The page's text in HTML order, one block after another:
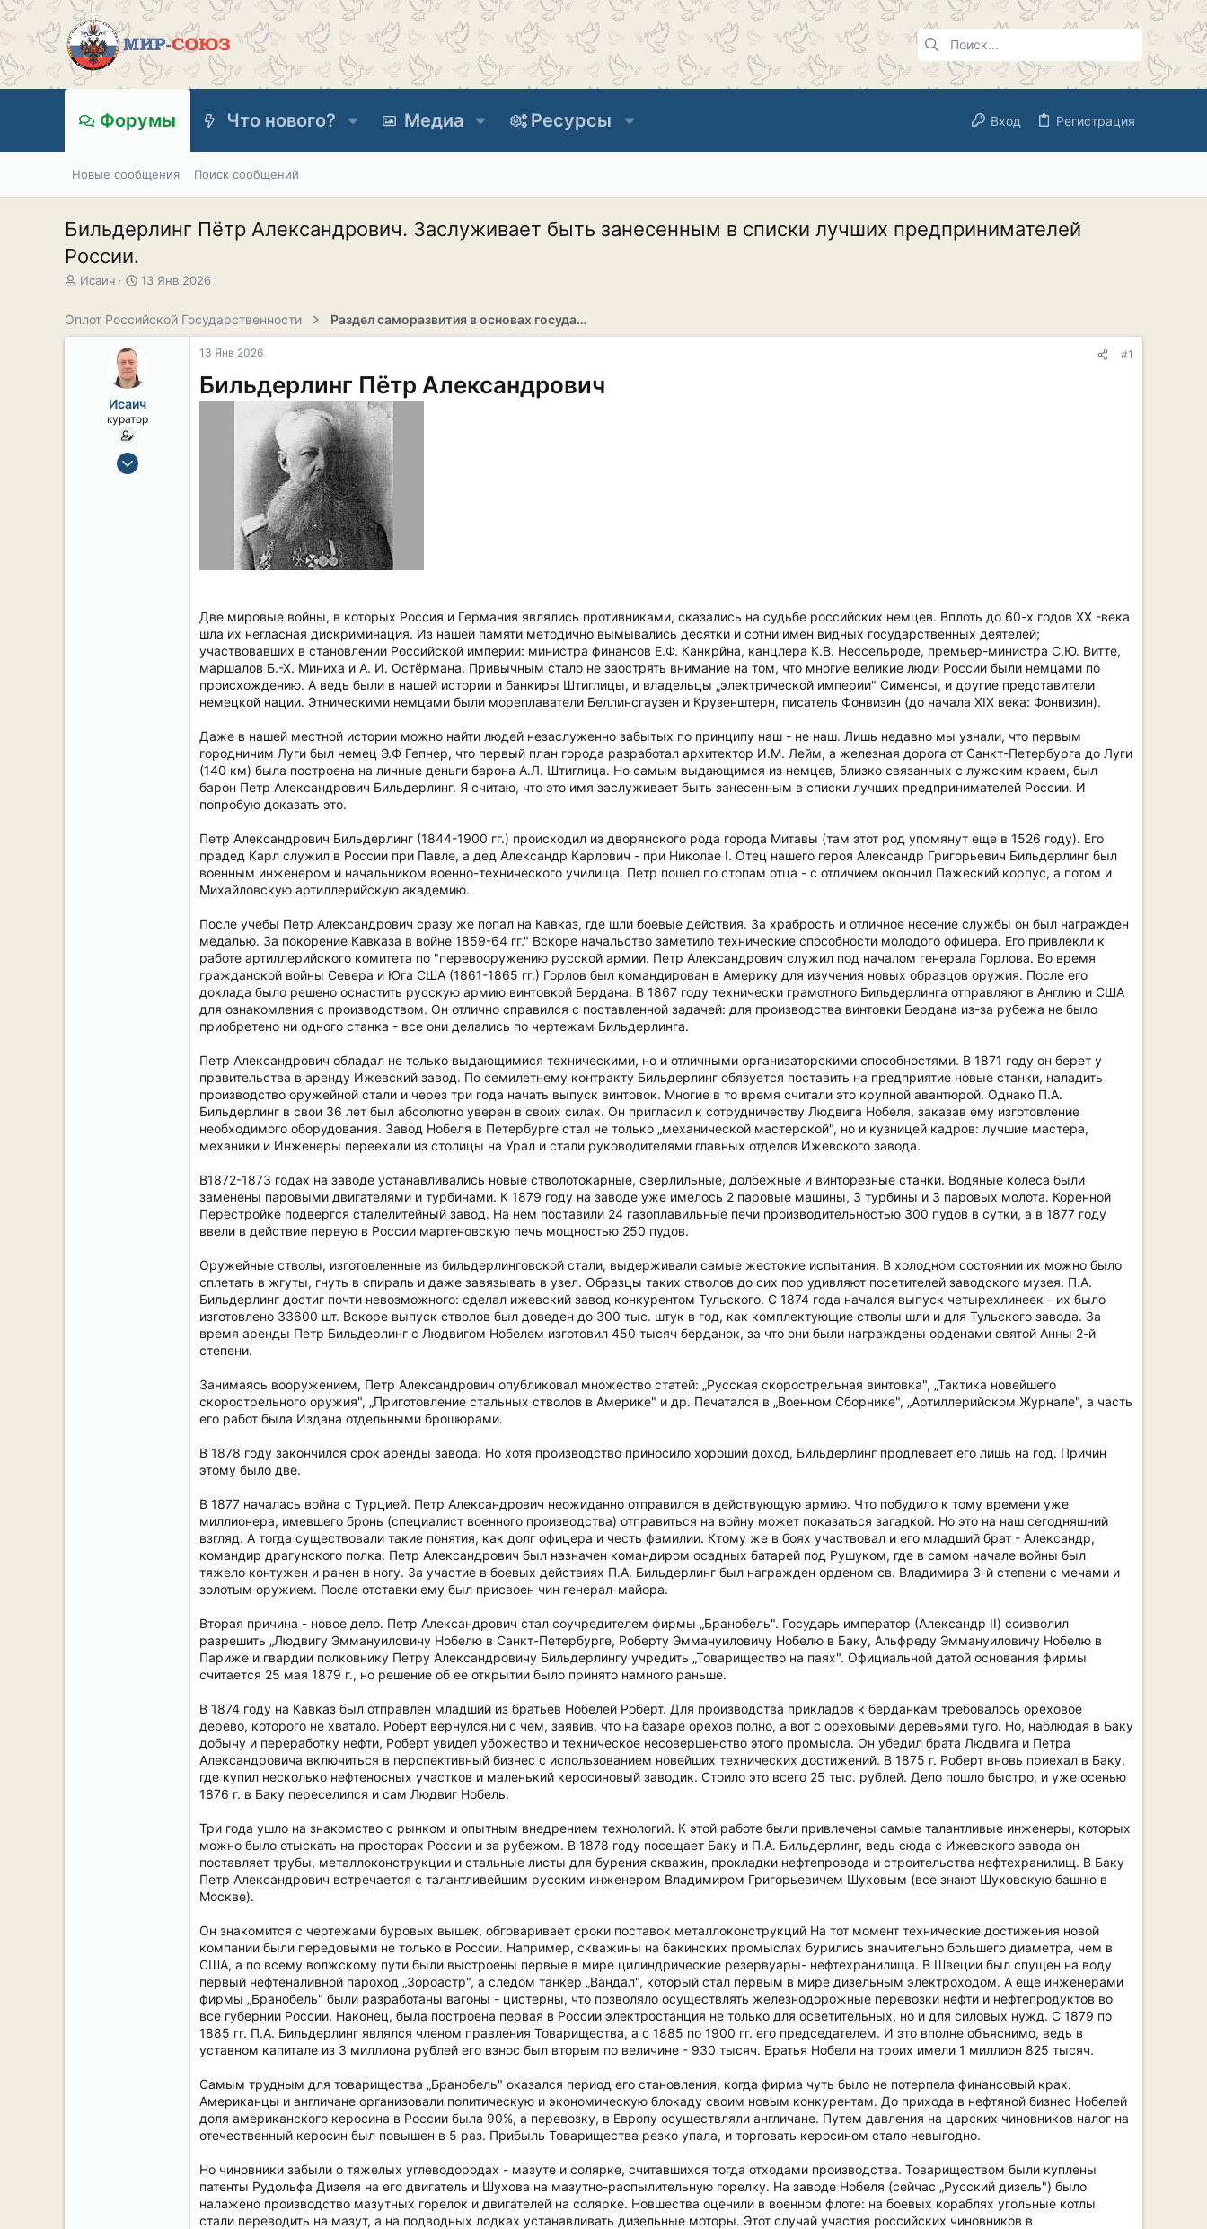
Форумы Что нового? Медиа Ресурсы Вход Регистрация
Новые сообщения Поиск сообщений
Бильдерлинг Пётр Александрович. Заслуживает быть занесенным в списки лучших предпринимателей
России.
А
о
Исаич
Д
а
л
а
13 Янв 2026
Оплот Российской Государственности Раздел саморазвития в основах государственности
Исаич
куратор
15 Сен 2019
13 Янв 2026 #1
Бильдерлинг Пётр Александрович
Две мировые войны, в которых Россия и Германия являлись противниками, сказались на судьбе российских немцев. Вплоть до 60-х годов XX -века
шла их негласная дискриминация. Из нашей памяти методично вымывались десятки и сотни имен видных государственных деятелей;
участвовавших в становлении Российской империи: министра финансов Е.Ф. Канкрйна, канцлера К.В. Нессельроде, премьер-министра С.Ю. Витте,
маршалов Б.-Х. Миниха и А. И. Остёрмана. Привычным стало не заострять внимание на том, что многие великие люди России были немцами по
происхождению. А ведь были в нашей истории и банкиры Штиглицы, и владельцы „электрической империи" Сименсы, и другие представители
немецкой нации. Этническими немцами были мореплаватели Беллинсгаузен и Крузенштерн, писатель Фонвизин (до начала XIX века: Фонвизин).
Даже в нашей местной истории можно найти людей незаслуженно забытых по принципу наш - не наш. Лишь недавно мы узнали, что первым
городничим Луги был немец Э.Ф Гепнер, что первый план города разработал архитектор И.М. Лейм, а железная дорога от Санкт-Петербурга до Луги
(140 км) была построена на личные деньги барона А.Л. Штиглица. Но самым выдающимся из немцев, близко связанных с лужским краем, был
барон Петр Александрович Бильдерлинг. Я считаю, что это имя заслуживает быть занесенным в списки лучших предпринимателей России. И
попробую доказать это.
Петр Александрович Бильдерлинг (1844-1900 гг.) происходил из дворянского рода города Митавы (там этот род упомянут еще в 1526 году). Его
прадед Карл служил в России при Павле, а дед Александр Карлович - при Николае I. Отец нашего героя Александр Григорьевич Бильдерлинг был
военным инженером и начальником военно-технического училища. Петр пошел по стопам отца - с отличием окончил Пажеский корпус, а потом и
Михайловскую артиллерийскую академию.
После учебы Петр Александрович сразу же попал на Кавказ, где шли боевые действия. За храбрость и отличное несение службы он был награжден
медалью. За покорение Кавказа в войне 1859-64 гг." Вскоре начальство заметило технические способности молодого офицера. Его привлекли к
работе артиллерийского комитета по "перевооружению русской армии. Петр Александрович служил под началом генерала Горлова. Во время
гражданской войны Севера и Юга США (1861-1865 гг.) Горлов был командирован в Америку для изучения новых образцов оружия. После его
доклада было решено оснастить русскую армию винтовкой Бердана. В 1867 году технически грамотного Бильдерлинга отправляют в Англию и США
для ознакомления с производством. Он отлично справился с поставленной задачей: для производства винтовки Бердана из-за рубежа не было
приобретено ни одного станка - все они делались по чертежам Бильдерлинга.
Петр Александрович обладал не только выдающимися техническими, но и отличными организаторскими способностями. В 1871 году он берет у
правительства в аренду Ижевский завод. По семилетнему контракту Бильдерлинг обязуется поставить на предприятие новые станки, наладить
производство оружейной стали и через три года начать выпуск винтовок. Многие в то время считали это крупной авантюрой. Однако П.А.
Бильдерлинг в свои 36 лет был абсолютно уверен в своих силах. Он пригласил к сотрудничеству Людвига Нобеля, заказав ему изготовление
необходимого оборудования. Завод Нобеля в Петербурге стал не только „механической мастерской", но и кузницей кадров: лучшие мастера,
механики и Инженеры переехали из столицы на Урал и стали руководителями главных отделов Ижевского завода.
В1872-1873 годах на заводе устанавливались новые стволотокарные, сверлильные, долбежные и винторезные станки. Водяные колеса были
заменены паровыми двигателями и турбинами. К 1879 году на заводе уже имелось 2 паровые машины, 3 турбины и 3 паровых молота. Коренной
Перестройке подвергся сталелитейный завод. На нем поставили 24 газоплавильные печи производительностью 300 пудов в сутки, а в 1877 году
ввели в действие первую в России мартеновскую печь мощностью 250 пудов.
Оружейные стволы, изготовленные из бильдерлинговской стали, выдерживали самые жестокие испытания. В холодном состоянии их можно было
сплетать в жгуты, гнуть в спираль и даже завязывать в узел. Образцы таких стволов до сих пор удивляют посетителей заводского музея. П.А.
Бильдерлинг достиг почти невозможного: сделал ижевский завод конкурентом Тульского. С 1874 года начался выпуск четырехлинеек - их было
изготовлено 33600 шт. Вскоре выпуск стволов был доведен до 300 тыс. штук в год, как комплектующие стволы шли и для Тульского завода. За
время аренды Петр Бильдерлинг с Людвигом Нобелем изготовил 450 тысяч берданок, за что они были награждены орденами святой Анны 2-й
степени.
Занимаясь вооружением, Петр Александрович опубликовал множество статей: „Русская скорострельная винтовка", „Тактика новейшего
скорострельного оружия", „Приготовление стальных стволов в Америке" и др. Печатался в „Военном Сборнике", „Артиллерийском Журнале", а часть
его работ была Издана отдельными брошюрами.
В 1878 году закончился срок аренды завода. Но хотя производство приносило хороший доход, Бильдерлинг продлевает его лишь на год. Причин
этому было две.
В 1877 началась война с Турцией. Петр Александрович неожиданно отправился в действующую армию. Что побудило к тому времени уже
миллионера, имевшего бронь (специалист военного производства) отправиться на войну может показаться загадкой. Но это на наш сегодняшний
взгляд. А тогда существовали такие понятия, как долг офицера и честь фамилии. Ктому же в боях участвовал и его младший брат - Александр,
командир драгунского полка. Петр Александрович был назначен командиром осадных батарей под Рушуком, где в самом начале войны был
тяжело контужен и ранен в ногу. За участие в боевых действиях П.А. Бильдерлинг был награжден орденом св. Владимира 3-й степени с мечами и
золотым оружием. После отставки ему был присвоен чин генерал-майора.
Вторая причина - новое дело. Петр Александрович стал соучредителем фирмы „Бранобель". Государь император (Александр II) соизволил
разрешить „Людвигу Эммануиловичу Нобелю в Санкт-Петербурге, Роберту Эммануиловичу Нобелю в Баку, Альфреду Эммануиловичу Нобелю в
Париже и гвардии полковнику Петру Александровичу Бильдерлингу учредить „Товарищество на паях". Официальной датой основания фирмы
считается 25 мая 1879 г., но решение об ее открытии было принято намного раньше.
В 1874 году на Кавказ был отправлен младший из братьев Нобелей Роберт. Для производства прикладов к берданкам требовалось ореховое
дерево, которого не хватало. Роберт вернулся,ни с чем, заявив, что на базаре орехов полно, а вот с ореховыми деревьями туго. Но, наблюдая в Баку
добычу и переработку нефти, Роберт увидел убожество и техническое несовершенство этого промысла. Он убедил брата Людвига и Петра
Александровича включиться в перспективный бизнес с использованием новейших технических достижений. В 1875 г. Роберт вновь приехал в Баку,
где купил несколько нефтеносных участков и маленький керосиновый заводик. Стоило это всего 25 тыс. рублей. Дело пошло быстро, и уже осенью
1876 г. в Баку переселился и сам Людвиг Нобель.
Три года ушло на знакомство с рынком и опытным внедрением технологий. К этой работе были привлечены самые талантливые инженеры, которых
можно было отыскать на просторах России и за рубежом. В 1878 году посещает Баку и П.А. Бильдерлинг, ведь сюда с Ижевского завода он
поставляет трубы, металлоконструкции и стальные листы для бурения скважин, прокладки нефтепровода и строительства нефтехранилищ. В Баку
Петр Александрович встречается с талантливейшим русским инженером Владимиром Григорьевичем Шуховым (все знают Шуховскую башню в
Москве).
Он знакомится с чертежами буровых вышек, обговаривает сроки поставок металлоконструкций На тот момент технические достижения новой
компании были передовыми не только в России. Например, скважины на бакинских промыслах бурились значительно большего диаметра, чем в
США, а по всему волжскому пути были выстроены первые в мире цилиндрические резервуары- нефтехранилища. В Швеции был спущен на воду
первый нефтеналивной пароход „Зороастр", а следом танкер „Вандал", который стал первым в мире дизельным электроходом. А еще инженерами
фирмы „Бранобель" были разработаны вагоны - цистерны, что позволяло осуществлять железнодорожные перевозки нефти и нефтепродуктов во
все губернии России. Наконец, была построена первая в России электростанция не только для осветительных, но и для силовых нужд. С 1879 по
1885 гг. П.А. Бильдерлинг являлся членом правления Товарищества, а с 1885 по 1900 гг. его председателем. И это вполне объяснимо, ведь в
уставном капитале из 3 миллиона рублей его взнос был вторым по величине - 930 тысяч. Братья Нобели на троих имели 1 миллион 825 тысяч.
Самым трудным для товарищества „Бранобель" оказался период его становления, когда фирма чуть было не потерпела финансовый крах.
Американцы и англичане организовали политическую и экономическую блокаду своим новым конкурентам. До прихода в нефтяной бизнес Нобелей
доля американского керосина в России была 90%, а перевозку, в Европу осуществляли англичане. Путем давления на царских чиновников налог на
отечественный керосин был повышен в 5 раз. Прибыль Товарищества резко упала, и торговать керосином стало невыгодно.
Но чиновники забыли о тяжелых углеводородах - мазуте и солярке, считавшихся тогда отходами производства. Товариществом были куплены
патенты Рудольфа Дизеля на его двигатель и Шухова на мазутно-распылительную горелку. На заводе Нобеля (сейчас „Русский дизель") было
налажено производство мазутных горелок и двигателей на солярке. Новшества оценили в военном флоте: на боевых кораблях угольные котлы
стали переводить на мазут, а на подводных лодках устанавливать дизельные моторы. Этот случай участия российских чиновников в